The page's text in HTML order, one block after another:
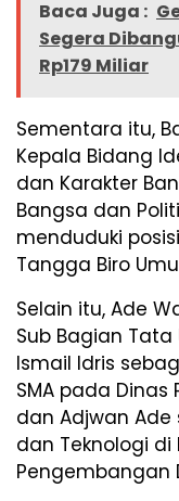
Baca Juga :
Segera
Rp179 Miliar
Sementara itu,
Kepala Bidang
dan Karakter
Bangsa dan
menduduki
Tangga Biro
Selain itu, Ade
Sub Bagian Tata
Ismail Idris
SMA pada
dan Adjwan Ade
dan Teknologi
Pengembangan